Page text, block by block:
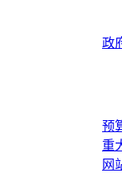
政
预
重
网